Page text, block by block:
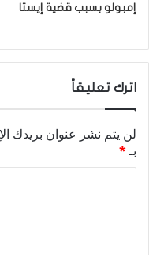
إمبولو بسبب قضية إيستا
اترك تعليقاً
لن يتم نشر عنوان بريدك
بـ*